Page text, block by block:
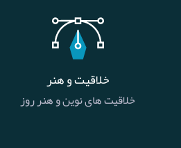
خلاقیت و هنر
خلاقیت های نوین و هنر روز